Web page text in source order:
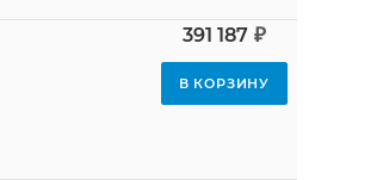
391 187 ₽
В КОРЗИНУ